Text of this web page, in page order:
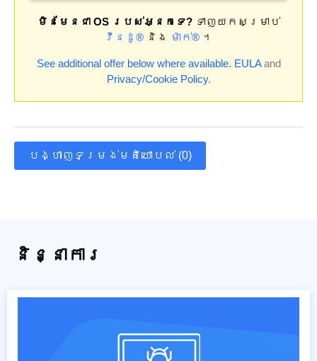
មិនមែនជា OS របស់អ្នកទេ?ទាញយកសម្រាប់
វីនដូ® និង ម៉ាក់® ។
See additional offer below where available. EULAand
Privacy/Cookie Policy.
បង្ហាញទម្រង់មតិយោបល់ (0)
និន្នាការ